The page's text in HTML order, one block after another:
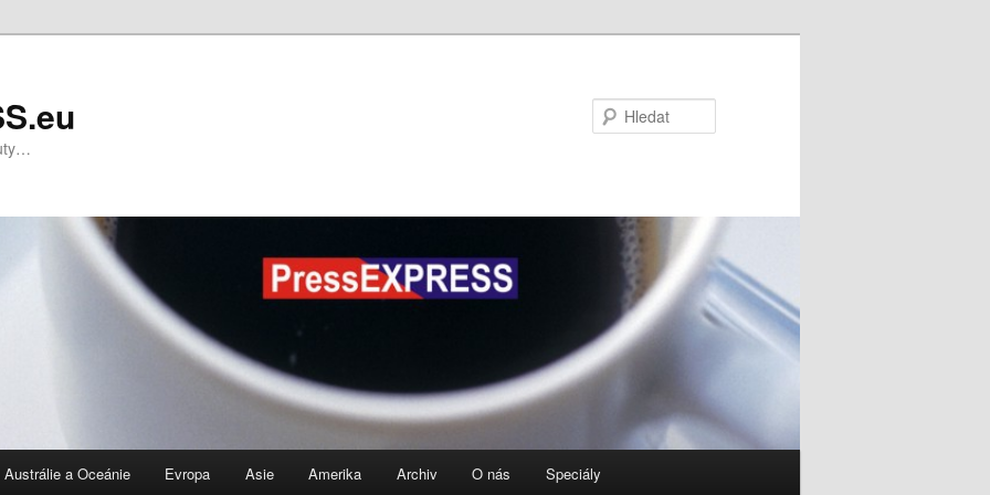
Austrálie a Oceánie Evropa Asie Amerika Archiv O nás Speciály